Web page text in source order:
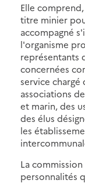
Elle
titre minier
accompagné
l'organisme
représentants
concernées
service chargé
associations
et marin, des
des élus
les
La
personnalités